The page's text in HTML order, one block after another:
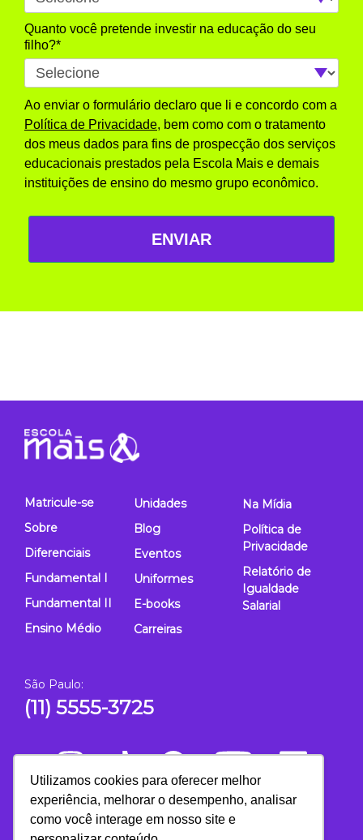
Utilizamos cookies para oferecer melhor
experiência, melhorar o desempenho, analisar
como você interage em nosso site e
Quanto você pretende investir na educação do seu
filho?*
Ao enviar o formulário declaro que li e concordo com a
Política de Privacidade, bem como com o tratamento
dos meus dados para fins de prospecção dos serviços
educacionais prestados pela Escola Mais e demais
instituições de ensino do mesmo grupo econômico.
ENVIAR
Matricule-se
Sobre
Diferenciais
Fundamental I
Fundamental II
Ensino Médio
Unidades
Blog
Eventos
Uniformes
E-books
Carreiras
Na Mídia
Política de
Privacidade
Relatório de
Igualdade
Salarial
São Paulo:
(11) 5555-3725